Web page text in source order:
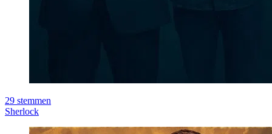
29 stemmen
Sherlock